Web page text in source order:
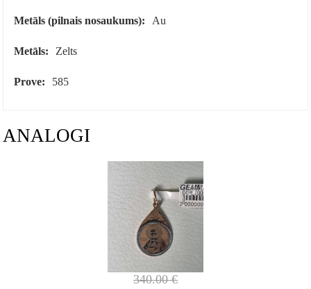
Metāls (pilnais nosaukums): Au
Metāls: Zelts
Prove: 585
ANALOGI
340.00€